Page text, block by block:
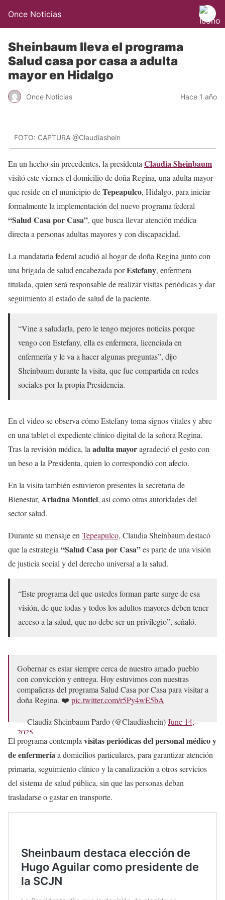
Once Noticias
Sheinbaum lleva el programa
Salud casa por casa a adulta
mayor en Hidalgo
Once Noticias Hace 1 año
FOTO: CAPTURA @Claudiashein
En un hecho sin precedentes, la presidenta Claudia Sheinbaum
visitó este viernes el domicilio de doña Regina, una adulta mayor
que reside en el municipio deTepeapulco, Hidalgo, para iniciar
formalmente la implementación del nuevo programa federal
“Salud Casa por Casa”, que busca llevar atención médica
directa a personas adultas mayores y con discapacidad.
La mandataria federal acudió al hogar de doña Regina junto con
una brigada de salud encabezada porEstefany, enfermera
titulada, quien será responsable de realizar visitas periódicas y dar
seguimiento al estado de salud de la paciente.
“Vine a saludarla, pero le tengo mejores noticias porque
vengo con Estefany, ella es enfermera, licenciada en
enfermería y le va a hacer algunas preguntas”, dijo
Sheinbaum durante la visita, que fue compartida en redes
sociales por la propia Presidencia.
En el video se observa cómo Estefany toma signos vitales y abre
en una tablet el expediente clínico digital de la señora Regina.
Tras la revisión médica, la adulta mayoragradeció el gesto con
un beso a la Presidenta, quien lo correspondió con afecto.
En la visita también estuvieron presentes la secretaria de
Bienestar, Ariadna Montiel, así como otras autoridades del
sector salud.
Durante su mensaje en Tepeapulco, Claudia Sheinbaum destacó
que la estrategia “Salud Casa por Casa”es parte de una visión
de justicia social y del derecho universal a la salud.
“Este programa del que ustedes forman parte surge de esa
visión, de que todas y todos los adultos mayores deben tener
acceso a la salud, que no debe ser un privilegio”, señaló.
Gobernar es estar siempre cerca de nuestro amado pueblo
con convicción y entrega. Hoy estuvimos con nuestras
compañeras del programa Salud Casa por Casa para visitar a
doña Regina. ❤️ pic.twitter.com/r5Py4wE5bA
— Claudia Sheinbaum Pardo (@Claudiashein)June 14,
2025
El programa contempla visitas periódicas del personal médico y
de enfermeríaa domicilios particulares, para garantizar atención
primaria, seguimiento clínico y la canalización a otros servicios
del sistema de salud pública, sin que las personas deban
trasladarse o gastar en transporte.